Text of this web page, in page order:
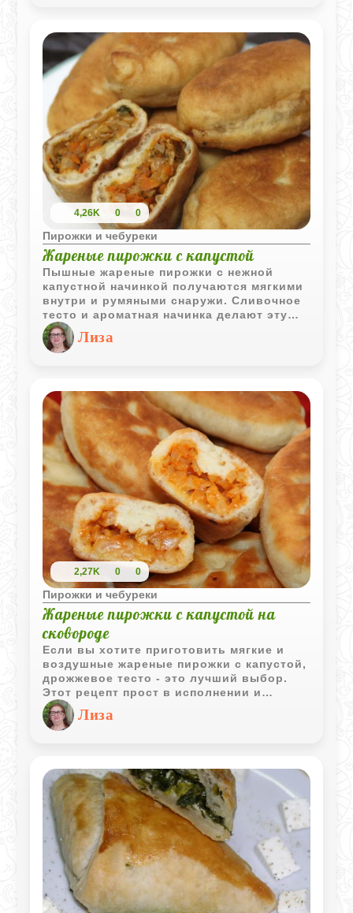
любой случай. Порадуйте своих близких
теплой домашней выпечкой!
4,26K 0 0
Пирожки и чебуреки
Жареные пирожки с капустой
Пышные жареные пирожки с нежной
капустной начинкой получаются мягкими
внутри и румяными снаружи. Сливочное
тесто и ароматная начинка делают эту
домашнюю выпечку особенно уютной и
вкусной.
Лиза
2,27K 0 0
Пирожки и чебуреки
Жареные пирожки с капустой на
сковороде
Если вы хотите приготовить мягкие и
воздушные жареные пирожки с капустой,
дрожжевое тесто - это лучший выбор.
Этот рецепт прост в исполнении и
доставит вам удовольствие от процесса
приготовления.
Лиза